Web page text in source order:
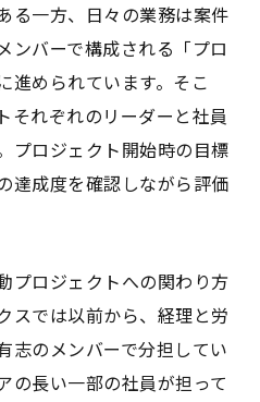
る一方、日々の業務は案件
ンバーで構成される「プロ
進められています。そこ
それぞれのリーダーと社員
プロジェクト開始時の目標
達成度を確認しながら評価
プロジェクトへの関わり方
スでは以前から、経理と労
志のメンバーで分担してい
の長い一部の社員が担って